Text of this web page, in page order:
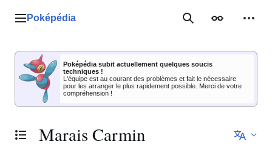
Menu principal
Poképédia RechercherApparence
Poképédia subit actuellement quelques soucis
techniques !
L'équipe est au courant des problèmes et fait le nécessaire
pour les arranger le plus rapidement possible. Merci de votre
compréhension !
Basculer la table des matières
Marais Carmin